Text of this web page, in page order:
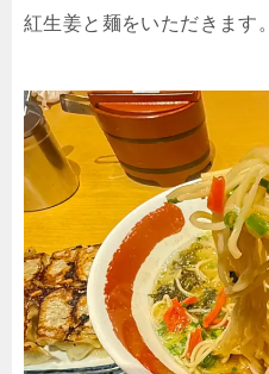
紅生姜と麺をいただきます。